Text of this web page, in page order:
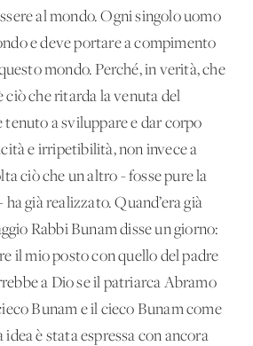
al mondo. Ogni singolo uomo
e deve portare a compimento
mondo. Perché, in verità, che
ciò che ritarda la venuta del
tenuto a sviluppare e dar corpo
e irripetibilità, non invece a
ciò che un altro - fosse pure la
già realizzato. Quand’era già
Rabbi Bunam disse un giorno:
il mio posto con quello del padre
a Dio se il patriarca Abramo
Bunam e il cieco Bunam come
idea è stata espressa con ancora